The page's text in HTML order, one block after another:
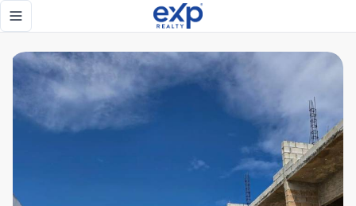
Toggle navigation menu
En Venta Townhouse con terraza privada en Vista Cana –